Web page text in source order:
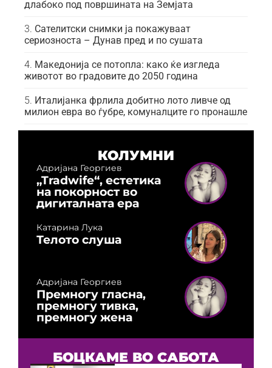
длабоко под површината на Земјата
Сателитски снимки ја покажуваат
сериозноста – Дунав пред и по сушата
Македонија се потопла: како ќе изгледа
животот во градовите до 2050 година
Италијанка фрлила добитно лото ливче од
милион евра во ѓубре, комуналците го пронашле
КОЛУМНИ
Адријана Георгиев
„Tradwife“, естетика
на покорност во
дигиталната ера
Катарина Лука
Телото слуша
Адријана Георгиев
Премногу гласна,
премногу тивка,
премногу жена
БОЦКАМЕ ВО САБОТА